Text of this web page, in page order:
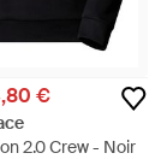
€
2.0 Crew - Noir